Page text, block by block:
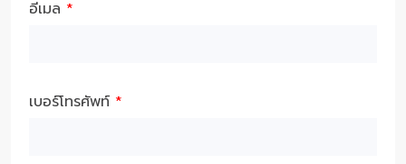
อีเมล *
เบอร์โทรศัพท์ *